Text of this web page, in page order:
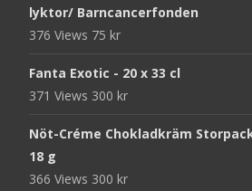
lyktor/ Barncancerfonden
376 Views 75 kr
Fanta Exotic - 20 x 33 cl
371 Views 300 kr
Nöt-Créme Chokladkräm
18 g
366 Views 300 kr